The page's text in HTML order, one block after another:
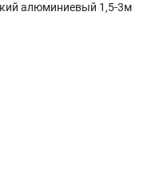
алюминиевый 1,5-3м